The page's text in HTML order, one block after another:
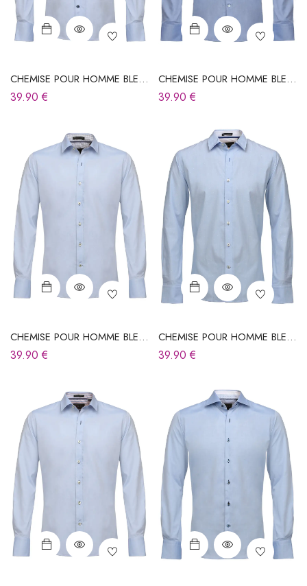
CHEMISE POUR HOMME BLEU
CIEL
39.90€
CHEMISE POUR HOMME BLEU
CIEL
39.90€
CHEMISE POUR HOMME BLEU
CIEL
39.90€
CHEMISE POUR HOMME BLEU
CIEL
39.90€